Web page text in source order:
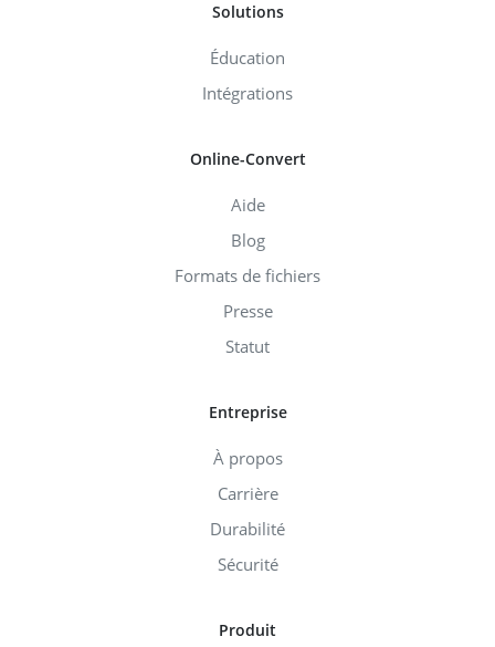
Solutions
Éducation
Intégrations
Online-Convert
Aide
Blog
Formats de fichiers
Presse
Statut
Entreprise
À propos
Carrière
Durabilité
Sécurité
Produit